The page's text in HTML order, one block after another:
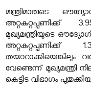
മന്ത്രിമാരുടെ
അറ്റകുറ്റപ്പണിക്ക്
മുഖ്യമന്ത്രിയുടെ
അറ്റകുറ്റപ്പണിക്ക്
വേണ്ടെന്ന് മുഖ്യമന്ത്രി
കെട്ടിട വിഭാഗം